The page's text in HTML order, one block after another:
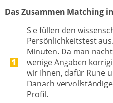
Das Zusammen Matching
Sie füllen den
Persönlichkeitstest
Minuten. Da man
wenige Angaben
wir Ihnen, dafür Ruhe
Danach
Profil.